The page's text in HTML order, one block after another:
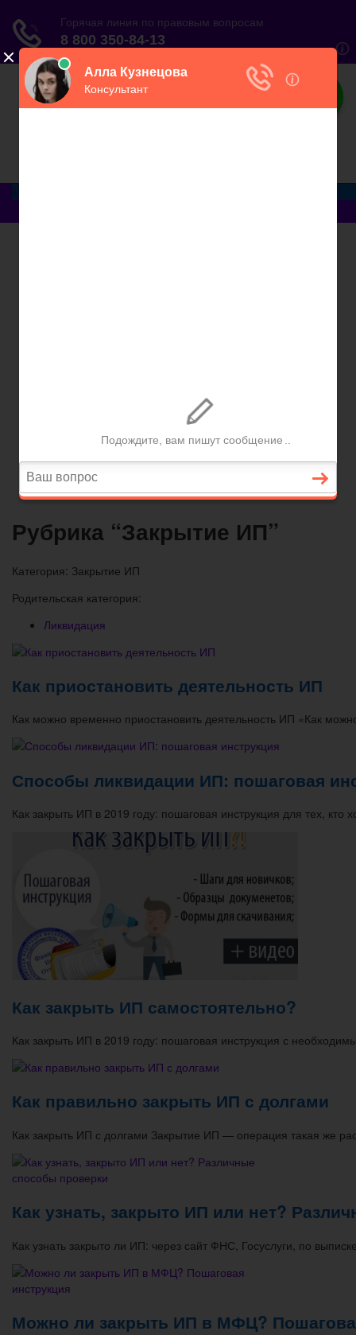
ЮристВзаконе
Договорные отношения
Заработная плата
Вопросы и ответы
Рубрика “Закрытие ИП”
Категория: Закрытие ИП
Родительская категория:
Ликвидация
Как приостановить деятельность ИП
Как можно временно приостановить деятельность ИП «Как
Способы ликвидации ИП: пошаговая
Как закрыть ИП в 2019 году: пошаговая инструкция для тех, кто
Как закрыть ИП самостоятельно?
Как закрыть ИП в 2019 году: пошаговая инструкция с
Как правильно закрыть ИП с долгами
Как закрыть ИП с долгами Закрытие ИП — операция такая же
Как узнать, закрыто ИП или нет?
Как узнать закрыто ли ИП: через сайт ФНС, Госуслуги, по
Можно ли закрыть ИП в МФЦ?